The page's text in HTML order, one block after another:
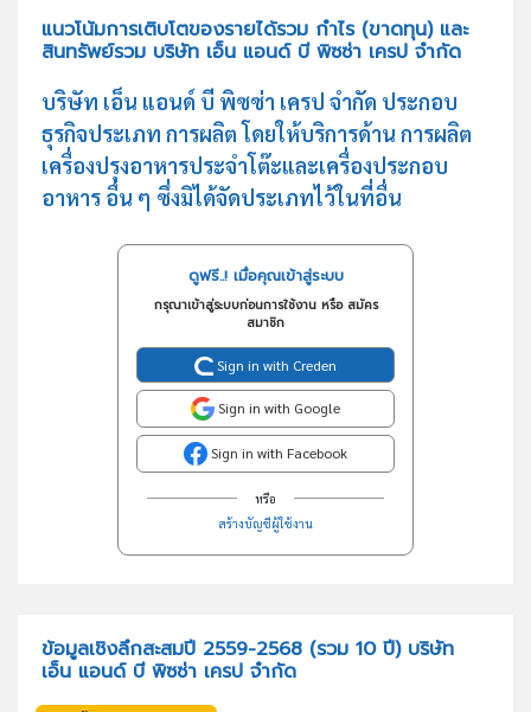
แนวโน้มการเติบโตของรายได้รวม กำไร (ขาดทุน) และ
สินทรัพย์รวม บริษัท เอ็น แอนด์ บี พิซซ่า เครป จำกัด
บริษัท เอ็น แอนด์ บี พิซซ่า เครป จำกัด ประกอบ
ธุรกิจประเภท การผลิต โดยให้บริการด้าน การผลิต
เครื่องปรุงอาหารประจำโต๊ะและเครื่องประกอบ
อาหาร อื่น ๆ ซึ่งมิได้จัดประเภทไว้ในที่อื่น
ดูฟรี..! เมื่อคุณเข้าสู่ระบบ
กรุณาเข้าสู่ระบบก่อนการใช้งาน หรือ สมัคร
สมาชิก
Sign in with Creden
Sign in with Google
Sign in with Facebook
หรือ
สร้างบัญชีผู้ใช้งาน
ข้อมูลเชิงลึกสะสมปี 2559-2568 (รวม 10 ปี) บริษัท
เอ็น แอนด์ บี พิซซ่า เครป จำกัด